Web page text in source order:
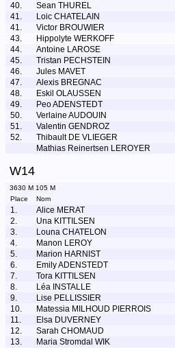
40.
Sean THUREL
41.
Loic CHATELAIN
41.
Victor BROUWIER
43.
Hippolyte WERKOFF
44.
Antoine LAROSE
45.
Tristan PECHSTEIN
46.
Jules MAVET
47.
Alexis BREGNAC
48.
Eskil OLAUSSEN
49.
Peo ADENSTEDT
50.
Verlaine AUDOUIN
51.
Valentin GENDROZ
52.
Thibault DE VLIEGER
Mathias Reinertsen LEROYER
W14
3630 M 105 M
Place
Nom
1. Alice MERAT
2.
Una KITTILSEN
3.
Louna CHATELON
4.
Manon LEROY
5.
Marion HARNIST
6.
Emily ADENSTEDT
7.
Tora KITTILSEN
8.
Léa INSTALLE
9.
Lise PELLISSIER
10.
Matessia MILHOUD PIERROIS
11.
Elsa DUVERNEY
12.
Sarah CHOMAUD
13.
Maria Stromdal WIK